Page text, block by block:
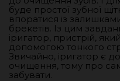
буде простої зубної
впоратися із
брекетів. Із цим
іригатор, пристрій,
допомогою тонкого
Звичайно, іригатор є
очищення, тому про
забувати.